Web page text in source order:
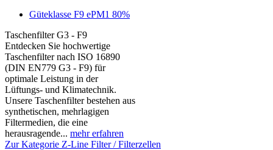
Güteklasse F9 ePM1 80%
Taschenfilter G3 - F9
Entdecken Sie hochwertige
Taschenfilter nach ISO 16890
(DIN EN779 G3 - F9) für
optimale Leistung in der
Lüftungs- und Klimatechnik.
Unsere Taschenfilter bestehen aus
synthetischen, mehrlagigen
Filtermedien, die eine
herausragende... mehr erfahren
Zur Kategorie Z-Line Filter / Filterzellen